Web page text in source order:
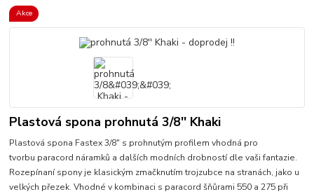
Akce
Plastová spona prohnutá 3/8'' Khaki
Plastová spona Fastex 3/8" s prohnutým profilem vhodná pro
tvorbu paracord náramků a dalších modních drobností dle vaši fantazie.
Rozepínaní spony je klasickým zmačknutím trojzubce na stranách, jako u
velkých přezek. Vhodné v kombinaci s paracord šňůrami 550 a 275 při